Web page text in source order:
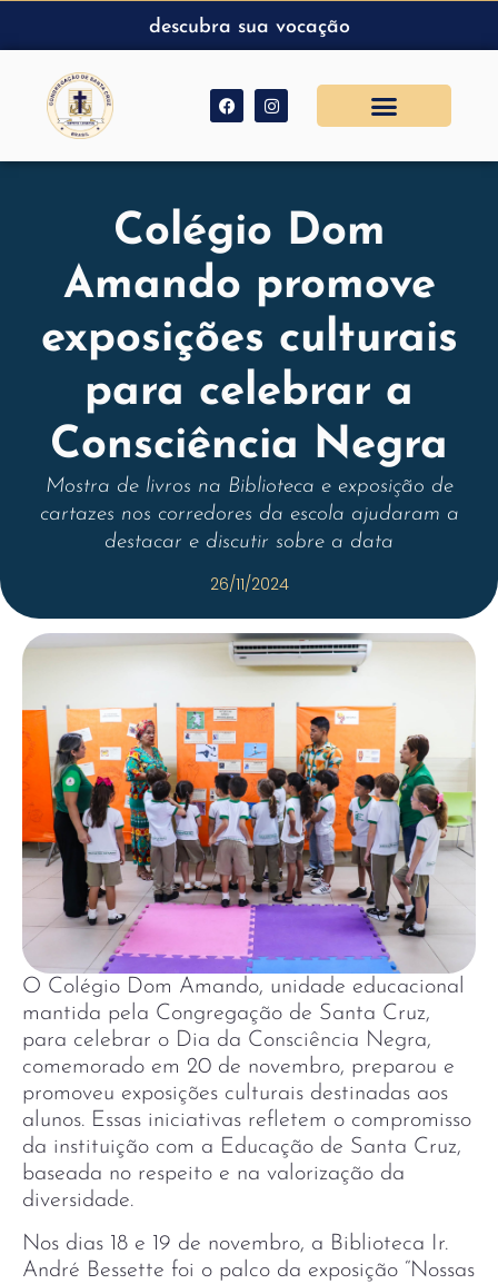
descubra sua vocação
Colégio Dom
Amando promove
exposições culturais
para celebrar a
Consciência Negra
Mostra de livros na Biblioteca e exposição de
cartazes nos corredores da escola ajudaram a
destacar e discutir sobre a data
26/11/2024
O Colégio Dom Amando, unidade educacional
mantida pela Congregação de Santa Cruz,
para celebrar o Dia da Consciência Negra,
comemorado em 20 de novembro, preparou e
promoveu exposições culturais destinadas aos
alunos. Essas iniciativas refletem o compromisso
da instituição com a Educação de Santa Cruz,
baseada no respeito e na valorização da
diversidade.
Nos dias 18 e 19 de novembro, a Biblioteca Ir.
André Bessette foi o palco da exposição “Nossas